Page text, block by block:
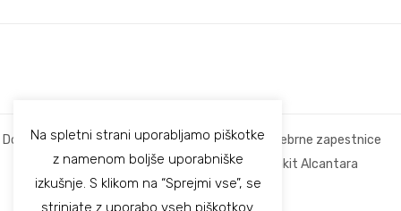
Domov Srebrne ogrlice Srebrni uhani
Srebrne zapestnice
Srebrni prstani
Otroški srebrni nakit
Nakit Alcantara
Akcijska ponudba
Na spletni strani uporabljamo piškotke
z namenom boljše uporabniške
izkušnje. S klikom na “Sprejmi vse”, se
strinjate z uporabo vseh piškotkov.